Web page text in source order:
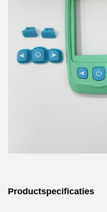
Productspecificaties